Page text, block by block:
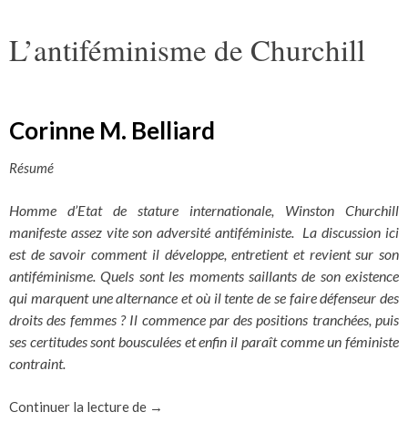
L’antiféminisme de Churchill
Corinne M. Belliard
Résumé
Homme d’Etat de stature internationale, Winston Churchill
manifeste assez vite son adversité antiféministe. La discussion ici
est de savoir comment il développe, entretient et revient sur son
antiféminisme. Quels sont les moments saillants de son existence
qui marquent une alternance et où il tente de se faire défenseur des
droits des femmes ? Il commence par des positions tranchées, puis
ses certitudes sont bousculées et enfin il paraît comme un féministe
contraint.
Continuer la lecture de L’antiféminisme de Churchill
→